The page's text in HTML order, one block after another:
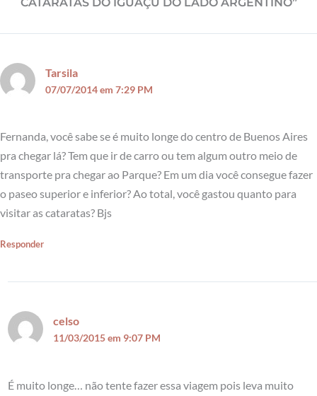
Tarsila
07/07/2014 em 7:29 PM
Fernanda, você sabe se é muito longe do centro de Buenos Aires
pra chegar lá? Tem que ir de carro ou tem algum outro meio de
transporte pra chegar ao Parque? Em um dia você consegue fazer
o paseo superior e inferior? Ao total, você gastou quanto para
visitar as cataratas? Bjs
Responder
celso
11/03/2015 em 9:07 PM
É muito longe… não tente fazer essa viagem pois leva muito